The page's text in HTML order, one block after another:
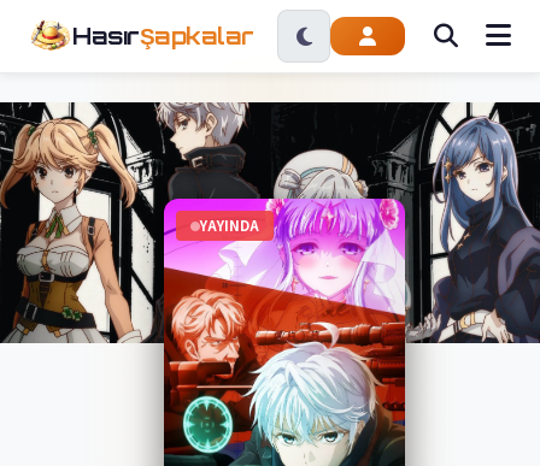
HasırŞapkalar
YAYINDA